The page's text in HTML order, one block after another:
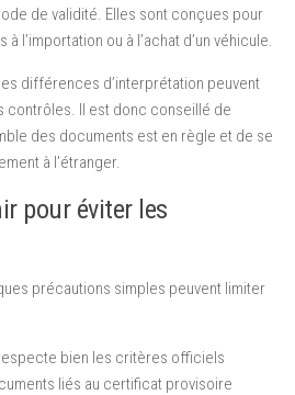
de validité. Elles sont conçues pour
l’importation ou à l’achat d’un véhicule.
différences d’interprétation peuvent
contrôles. Il est donc conseillé de
des documents est en règle et de se
à l’étranger.
pour éviter les
précautions simples peuvent limiter
bien les critères officiels
liés au certificat provisoire